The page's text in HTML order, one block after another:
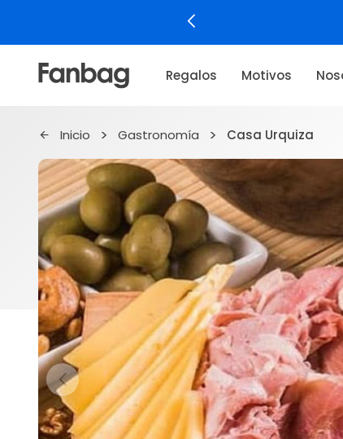
Regalos Motivos
Inicio Gastronomía Casa Urquiza